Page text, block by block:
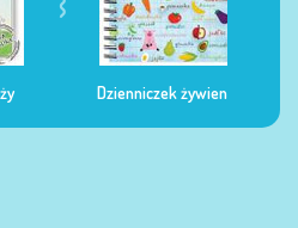
Dzienniczek żywienia